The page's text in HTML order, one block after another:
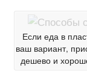
Если еда в
ваш вариант,
дешево и